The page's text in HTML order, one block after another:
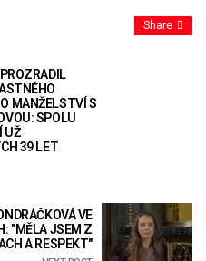
Share
MANŽELSTVÍ S
SPOLU
UŽ
39 LET
VE
"MĚLA JSEM Z
A RESPEKT"